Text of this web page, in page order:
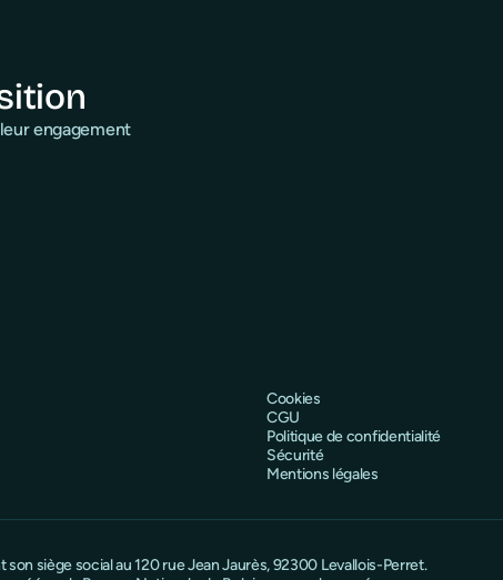
engagement
Cookies
CGU
Politique de confidentialité
Sécurité
Mentions légales
siège social au 120 rue Jean Jaurès, 92300 Levallois-Perret.